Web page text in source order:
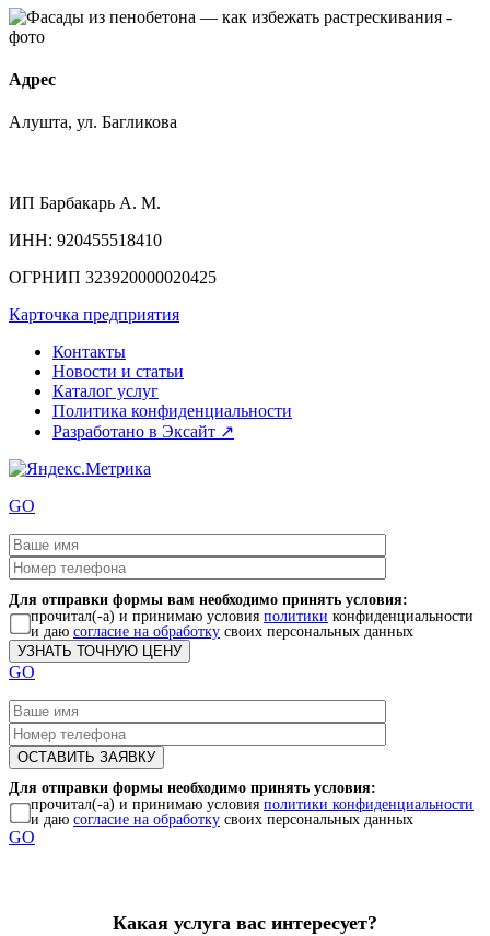
Адрес
Алушта, ул. Багликова
ИП Барбакарь А. М.
ИНН: 920455518410
ОГРНИП 323920000020425
Карточка предприятия
Контакты
Новости и статьи
Каталог услуг
Политика конфиденциальности
Разработано в Эксайт ↗
GO
Для отправки формы вам необходимо принять условия:
прочитал(-а) и принимаю условия политики конфиденциальности
и даю согласие на обработку своих персональных данных
GO
Для отправки формы необходимо принять условия:
прочитал(-а) и принимаю условия политики конфиденциальности
и даю согласие на обработку своих персональных данных
GO
Какая услуга вас интересует?